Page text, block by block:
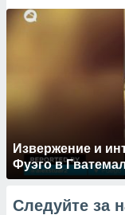
Извержение и
Фуэго в
Следуйте за